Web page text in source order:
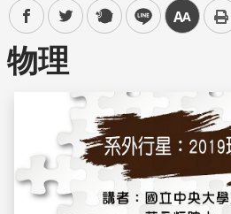
facebooktwitter plurk line 中
物理